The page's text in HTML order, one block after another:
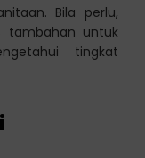
Bila perlu,
tambahan untuk
tingkat